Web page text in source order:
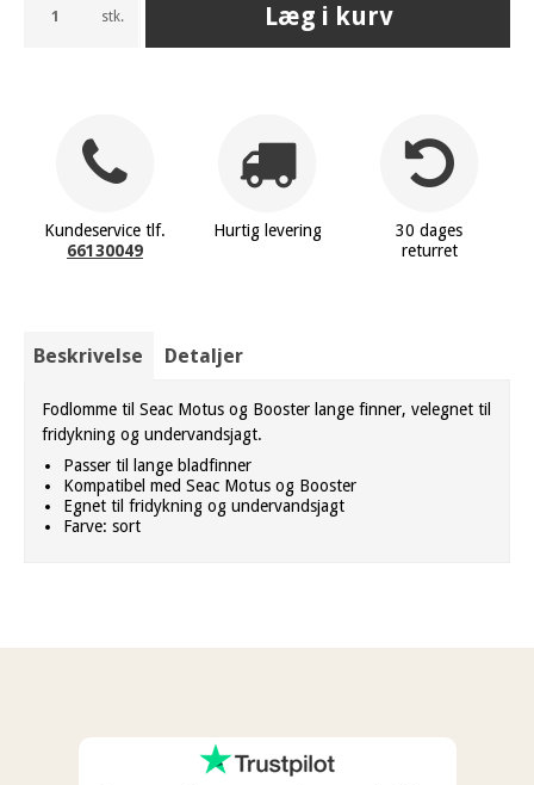
stk. Læg i kurv
Kundeservice tlf.
66130049
Hurtig levering
30 dages
returret
Beskrivelse Detaljer
Fodlomme til Seac Motus og Booster lange finner, velegnet til
fridykning og undervandsjagt.
Passer til lange bladfinner
Kompatibel med Seac Motus og Booster
Egnet til fridykning og undervandsjagt
Farve: sort